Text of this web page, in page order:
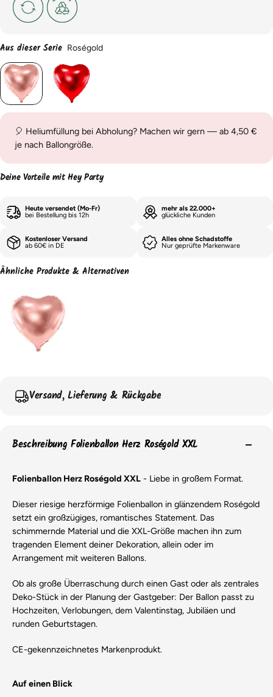
Aus dieser Serie Roségold
🎈 Heliumfüllung bei Abholung? Machen wir gern — ab 4,50 €
je nach Ballongröße.
Deine Vorteile mit Hey Party
Heute versendet (Mo-Fr)
bei Bestellung bis 12h
mehr als 22.000+
glückliche Kunden
Kostenloser Versand
ab 60€ in DE
Alles ohne Schadstoffe
Nur geprüfte Markenware
Ähnliche Produkte & Alternativen
Versand, Lieferung & Rückgabe
Beschreibung Folienballon Herz Roségold XXL
Folienballon Herz Roségold XXL - Liebe in großem Format.
Dieser riesige herzförmige Folienballon in glänzendem Roségold
setzt ein großzügiges, romantisches Statement. Das
schimmernde Material und die XXL-Größe machen ihn zum
tragenden Element deiner Dekoration, allein oder im
Arrangement mit weiteren Ballons.
Ob als große Überraschung durch einen Gast oder als zentrales
Deko-Stück in der Planung der Gastgeber: Der Ballon passt zu
Hochzeiten, Verlobungen, dem Valentinstag, Jubiläen und
runden Geburtstagen.
CE-gekennzeichnetes Markenprodukt.
Auf einen Blick